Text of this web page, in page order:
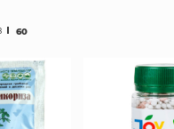
ГОРШКИ И КАШПО
ГРУНТЫ И УДОБРЕНИЯ
60